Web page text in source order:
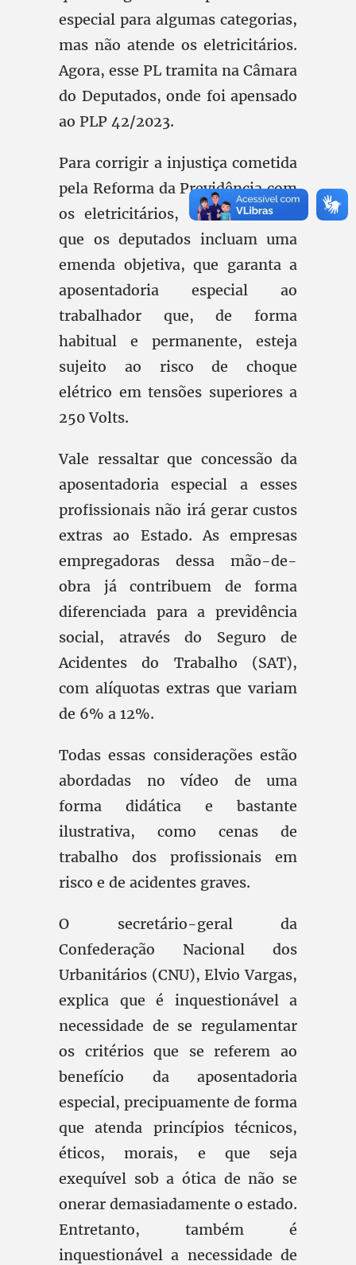
especial para algumas categorias,
mas não atende os eletricitários.
Agora, esse PL tramita na Câmara
do Deputados, onde foi apensado
ao PLP 42/2023.
Para corrigir a injustiça cometida
pela Reforma da Previdência com
os eletricitários, é fundamental
que os deputados incluam uma
emenda objetiva, que garanta a
aposentadoria especial ao
trabalhador que, de forma
habitual e permanente, esteja
sujeito ao risco de choque
elétrico em tensões superiores a
250 Volts.
Vale ressaltar que concessão da
aposentadoria especial a esses
profissionais não irá gerar custos
extras ao Estado. As empresas
empregadoras dessa mão-de-
obra já contribuem de forma
diferenciada para a previdência
social, através do Seguro de
Acidentes do Trabalho (SAT),
com alíquotas extras que variam
de 6% a 12%.
Todas essas considerações estão
abordadas no vídeo de uma
forma didática e bastante
ilustrativa, como cenas de
trabalho dos profissionais em
risco e de acidentes graves.
O secretário-geral da
Confederação Nacional dos
Urbanitários (CNU), Elvio Vargas,
explica que é inquestionável a
necessidade de se regulamentar
os critérios que se referem ao
benefício da aposentadoria
especial, precipuamente de forma
que atenda princípios técnicos,
éticos, morais, e que seja
exequível sob a ótica de não se
onerar demasiadamente o estado.
Entretanto, também é
inquestionável a necessidade de